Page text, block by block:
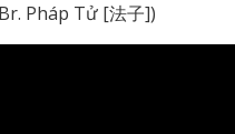
Pháp Tử [法子])